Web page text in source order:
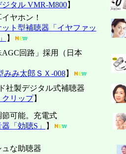
タル VMR-M800】
ヤホン！
ト型補聴器「イヤファッ
】
AGC回路」採用（日本
みみ太郎ＳＸ-008】
社製デジタル式補聴器
クリップ】
節可能。充電式
「効聴S」 】
ュな助聴器